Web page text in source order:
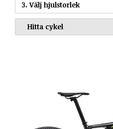
3. Välj hjulstorlek